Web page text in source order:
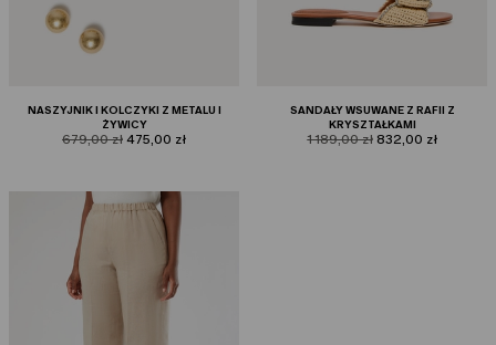
NASZYJNIK I KOLCZYKI Z METALU I
ŻYWICY
product.price.original
679,00 zł product.price.sale
475,00 zł
SANDAŁY WSUWANE Z RAFII Z
KRYSZTAŁKAMI
product.price.original
1 189,00 zł product.price.sale
832,00 zł